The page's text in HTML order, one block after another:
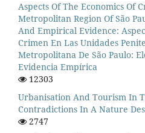
Aspects Of The Economics Of
Metropolitan Region Of São
And Empirical Evidence:
Crimen En Las Unidades
Metropolitana De São Paulo:
Evidencia Empírica
12303
Urbanisation And Tourism In
Contradictions In A Nature
2747